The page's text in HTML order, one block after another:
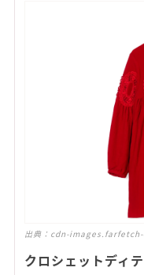
出典： cdn-
クロシェットディ